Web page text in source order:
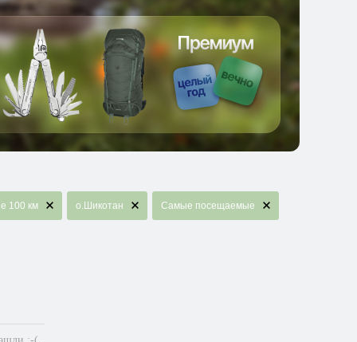
100 км о.Шикотан Самые посещаемые